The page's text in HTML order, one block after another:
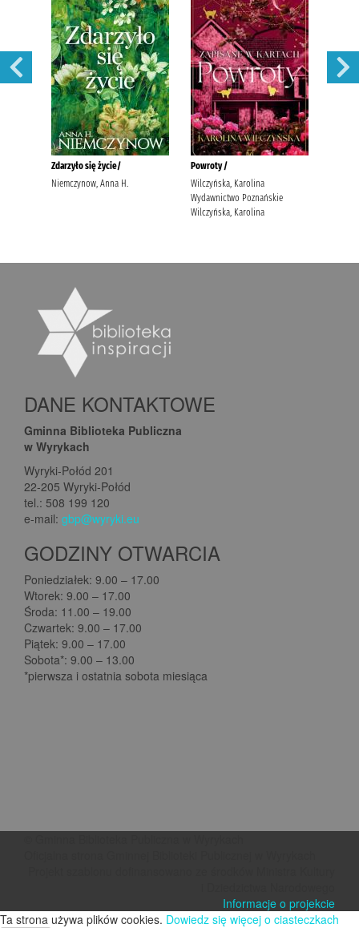
DANE KONTAKTOWE
Gminna Biblioteka Publiczna
w Wyrykach
Wyryki-Połód 201
22-205 Wyryki-Połód
tel.: 508 199 120
e-mail: gbp@wyryki.eu
GODZINY OTWARCIA
Poniedziałek: 9.00 – 17.00
Wtorek: 9.00 – 17.00
Środa: 11.00 – 19.00
Czwartek: 9.00 – 17.00
Piątek: 9.00 – 17.00
Sobota*: 9.00 – 13.00
*pierwsza i ostatnia sobota miesiąca
Informacje o projekcie
Ta strona używa plików cookies. Dowiedz się więcej o ciasteczkach